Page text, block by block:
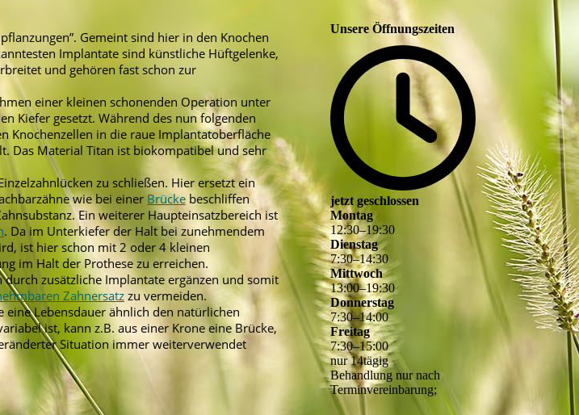
Gemeint sind hier in den Knochen
Implantate sind künstliche Hüftgelenke,
und gehören fast schon zur
einer kleinen schonenden Operation unter
Kiefer gesetzt. Während des nun folgenden
Knochenzellen in die raue Implantatoberfläche
Das Material Titan ist biokompatibel und sehr
zu schließen. Hier ersetzt ein
wie bei einer Brückebeschliffen
Ein weiterer Haupteinsatzbereich ist
. Da im Unterkiefer der Halt bei zunehmendem
ist hier schon mit 2 oder 4 kleinen
im Halt der Prothese zu erreichen.
durch zusätzliche Implantate ergänzen und somit
Zahnersatz zu vermeiden.
Lebensdauer ähnlich den natürlichen
ist, kann z.B. aus einer Krone eine Brücke,
Situation immer weiterverwendet
Unsere Öffnungszeiten
jetzt geschlossen
Montag
12:30–19:30
Dienstag
7:30–14:30
Mittwoch
13:00–19:30
Donnerstag
7:30–14:00
Freitag
7:30–15:00
nur 14tägig
Behandlung nur nach
Terminvereinbarung;